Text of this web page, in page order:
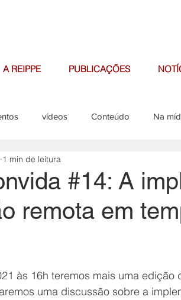
A REIPPE PUBLICAÇÕES
vídeos Conteúdo Na
editais
#14: A
remota em
1 min de leitura
às 16h teremos mais uma edição
uma discussão sobre a